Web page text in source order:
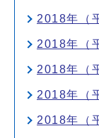
2018年（
2018年（
2018年（
2018年（
2018年（